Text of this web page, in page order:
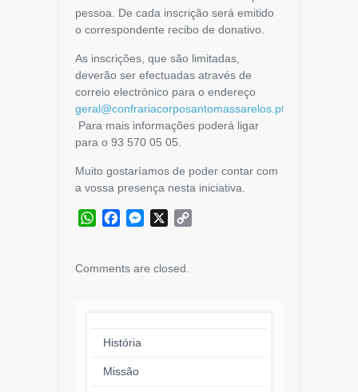
pessoa. De cada inscrição será emitido
o correspondente recibo de donativo.
As inscrições, que são limitadas,
deverão ser efectuadas através de
correio electrónico para o endereço
geral@confrariacorposantomassarelos.pt
Para mais informações poderá ligar
para o 93 570 05 05.
Muito gostaríamos de poder contar com
a vossa presença nesta iniciativa.
WhatsApp
FacebookMessenger
Comments are closed.
História
Missão